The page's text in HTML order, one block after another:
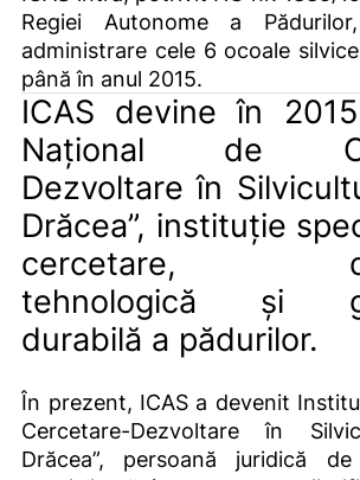
Regiei Autonome a
administrare cele 6 ocoale
până în anul 2015.
ICAS devine în
Naţional de
Dezvoltare în
Drăcea”, instituție
cercetare,
tehnologică și
durabilă a pădurilor.
În prezent, ICAS a devenit
Cercetare-Dezvoltare în
Drăcea”, persoană juridică